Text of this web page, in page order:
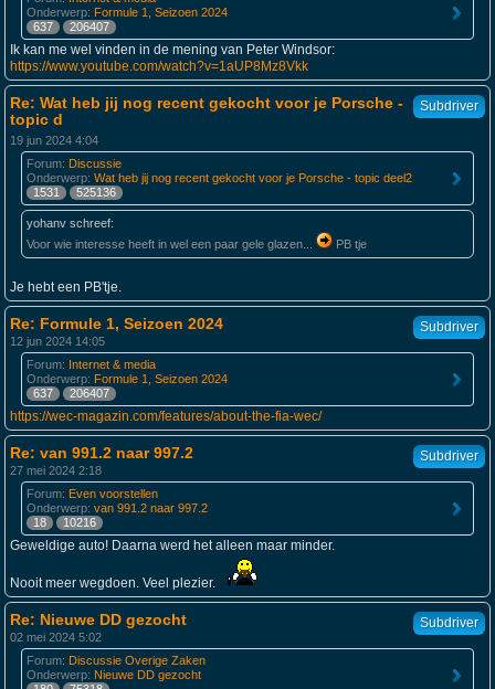
Onderwerp: Formule 1, Seizoen 2024
637
206407
Ik kan me wel vinden in de mening van Peter Windsor:
https://www.youtube.com/watch?v=1aUP8Mz8Vkk
Subdriver
Re: Wat heb jij nog recent gekocht voor je Porsche -
topic d
19 jun 2024 4:04
Forum: Discussie
Onderwerp: Wat heb jij nog recent gekocht voor je Porsche - topic deel2
1531
525136
yohanv schreef:
Voor wie interesse heeft in wel een paar gele glazen...
PB tje
Je hebt een PB'tje.
Subdriver
Re: Formule 1, Seizoen 2024
12 jun 2024 14:05
Forum: Internet & media
Onderwerp: Formule 1, Seizoen 2024
637
206407
https://wec-magazin.com/features/about-the-fia-wec/
Subdriver
Re: van 991.2 naar 997.2
27 mei 2024 2:18
Forum: Even voorstellen
Onderwerp: van 991.2 naar 997.2
18
10216
Geweldige auto! Daarna werd het alleen maar minder.
Nooit meer wegdoen. Veel plezier.
Subdriver
Re: Nieuwe DD gezocht
02 mei 2024 5:02
Forum: Discussie Overige Zaken
Onderwerp: Nieuwe DD gezocht